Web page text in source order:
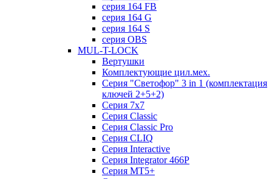
серия 164 FB
серия 164 G
серия 164 S
серия OBS
MUL-T-LOCK
Вертушки
Комплектующие цил.мех.
Серия "Светофор" 3 in 1 (комплектация
ключей 2+5+2)
Серия 7х7
Серия Classic
Серия Classic Pro
Серия CLIQ
Серия Interactive
Серия Integrator 466P
Серия MT5+